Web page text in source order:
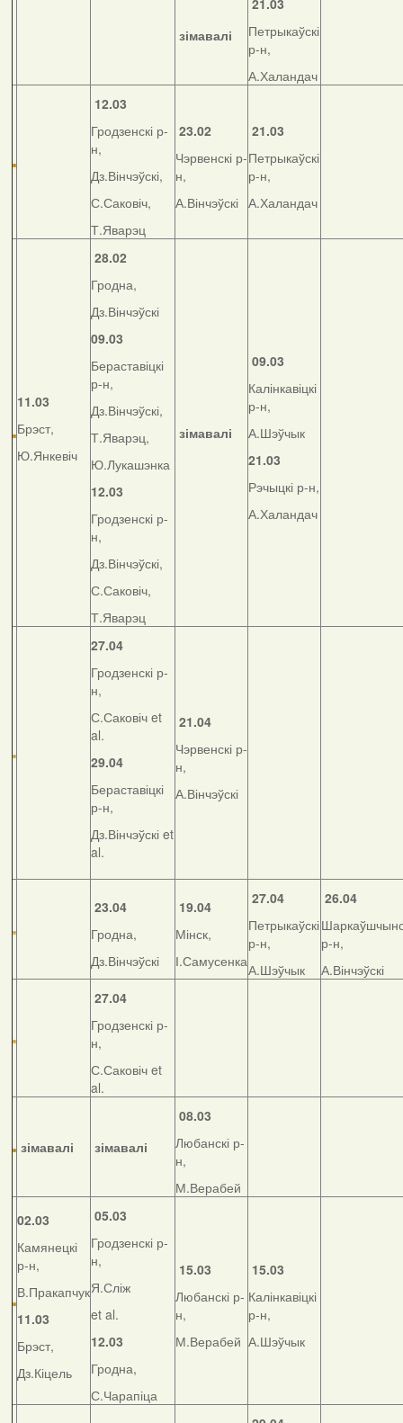
зімавалі
21.03
Петрыкаўскі
р-н,
А.Халандач
12.03
Гродзенскі р-
н,
Дз.Вінчэўскі,
С.Саковіч,
Т.Яварэц
23.02
Чэрвенскі р-
н,
А.Вінчэўскі
21.03
Петрыкаўскі
р-н,
А.Халандач
11.03
Брэст,
Ю.Янкевіч
28.02
Гродна,
Дз.Вінчэўскі
09.03
Бераставіцкі
р-н,
Дз.Вінчэўскі,
Т.Яварэц,
Ю.Лукашэнка
12.03
Гродзенскі р-
н,
Дз.Вінчэўскі,
С.Саковіч,
Т.Яварэц
зімавалі
09.03
Калінкавіцкі
р-н,
А.Шэўчык
21.03
Рэчыцкі р-н,
А.Халандач
27.04
Гродзенскі р-
н,
С.Саковіч et
al.
29.04
Бераставіцкі
р-н,
Дз.Вінчэўскі et
al.
21.04
Чэрвенскі р-
н,
А.Вінчэўскі
23.04
Гродна,
Дз.Вінчэўскі
19.04
Мінск,
І.Самусенка
27.04
Петрыкаўскі
р-н,
А.Шэўчык
26.04
р-н,
А.Вінчэўскі
27.04
Гродзенскі р-
н,
С.Саковіч et
al.
зімавалі зімавалі
08.03
Любанскі р-
н,
М.Верабей
02.03
Камянецкі
р-н,
В.Пракапчук
11.03
Брэст,
Дз.Кіцель
05.03
Гродзенскі р-
н,
Я.Сліж
et al.
12.03
Гродна,
С.Чарапіца
15.03
Любанскі р-
н,
М.Верабей
15.03
Калінкавіцкі
р-н,
А.Шэўчык